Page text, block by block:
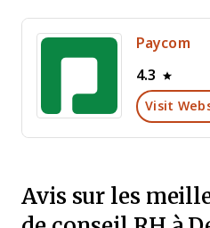
Paycom
4.3
Visit
Avis sur les